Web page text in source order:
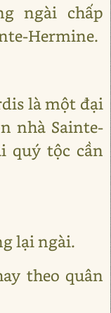
ngài chấp
Hermine.
là một đại
nhà Sainte-
quý tộc cần
lại ngài.
theo quân